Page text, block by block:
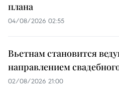
плана
04/08/2026 02:55
Вьетнам становится
направлением
02/08/2026 21:00